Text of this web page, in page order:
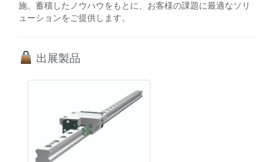
施。蓄積したノウハウをもとに、お客様の課題に最適なソリ
ューションをご提供します。
出展製品